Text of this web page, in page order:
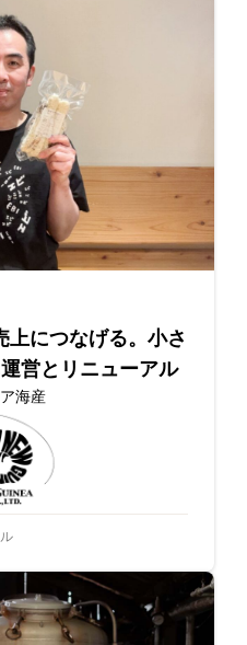
上につなげる。小さ
営とリニューアル
海産